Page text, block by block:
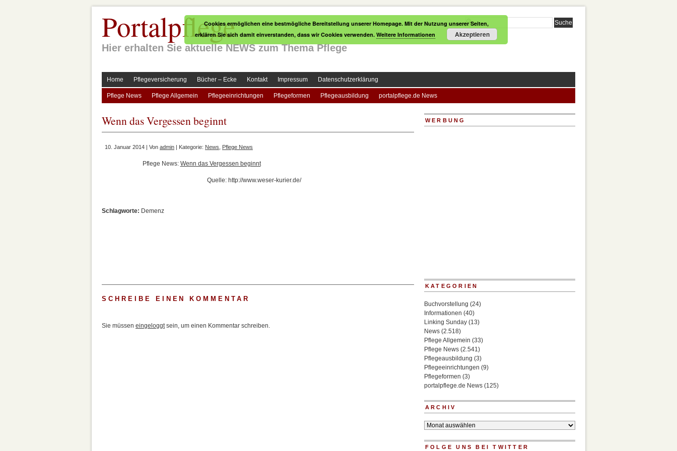
Portalpflege
Hier erhalten Sie aktuelle NEWS zum Thema Pflege
Home Pflegeversicherung Bücher – Ecke Kontakt Impressum Datenschutzerklärung
Pflege News Pflege Allgemein Pflegeeinrichtungen Pflegeformen Pflegeausbildung portalpflege.de News
Wenn das Vergessen beginnt
10. Januar 2014 | Von admin | Kategorie: News Pflege News
Pflege News: Wenn das Vergessen beginnt
Quelle: http://www.weser-kurier.de/
Schlagworte: Demenz
SCHREIBE EINEN KOMMENTAR
Sie müssen eingeloggtsein, um einen Kommentar schreiben.
WERBUNG
KATEGORIEN
Buchvorstellung (24)
Informationen (40)
Linking Sunday (13)
News (2.518)
Pflege Allgemein (33)
Pflege News (2.541)
Pflegeausbildung (3)
Pflegeeinrichtungen (9)
Pflegeformen (3)
portalpflege.de News (125)
ARCHIV
Archiv
FOLGE UNS BEI TWITTER
Cookies ermöglichen eine bestmögliche Bereitstellung unserer Homepage. Mit der Nutzung unserer Seiten,
erklären Sie sich damit einverstanden, dass wir Cookies verwenden. Weitere Informationen Akzeptieren